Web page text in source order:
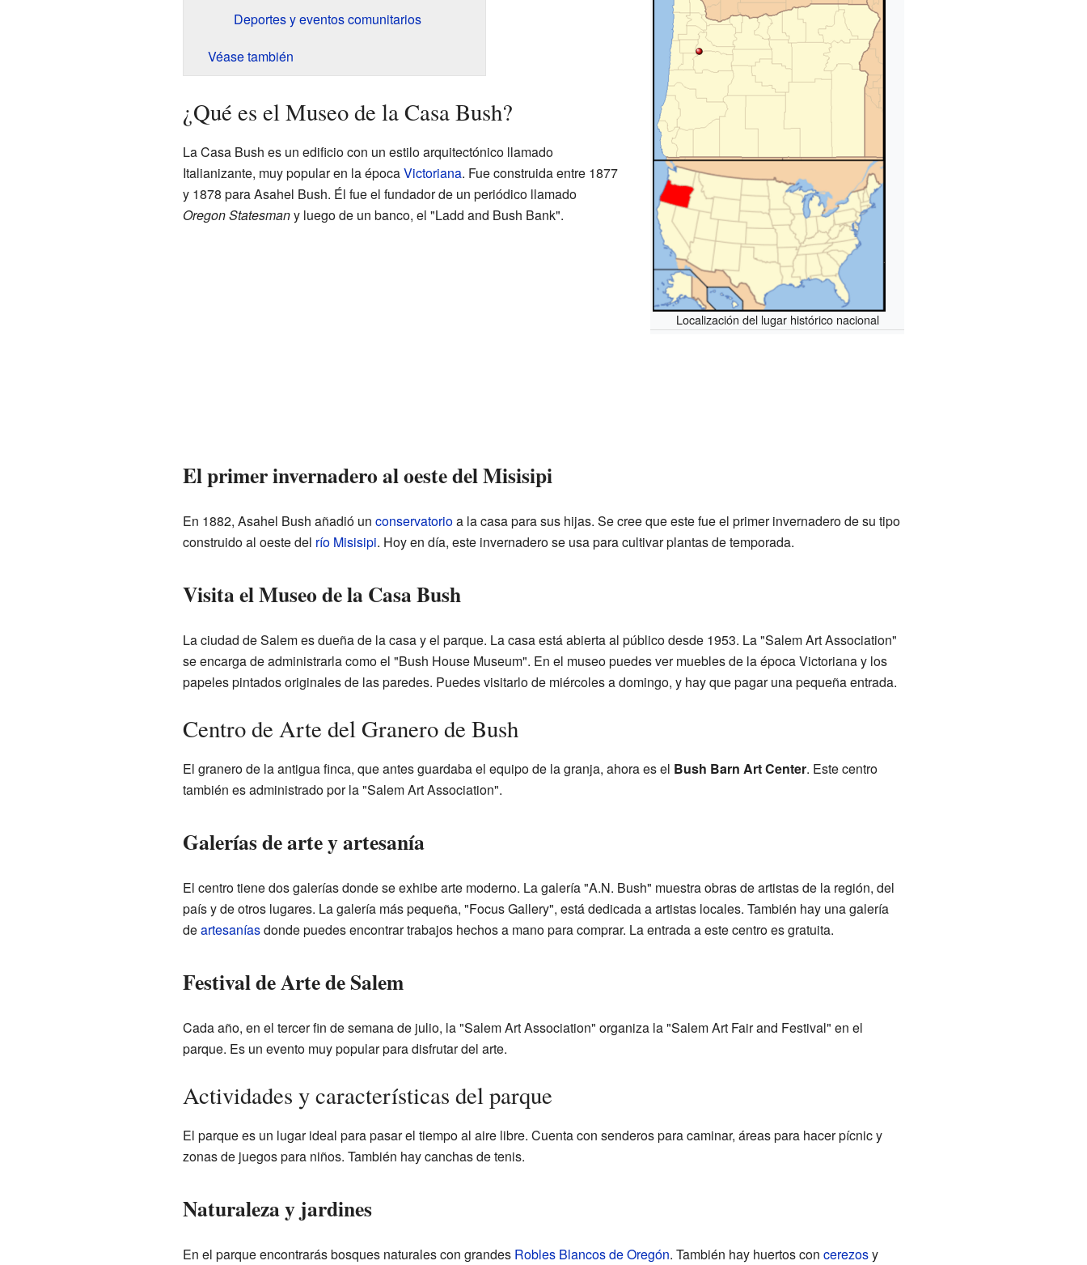
Localización del lugar histórico nacional
Deportes y eventos comunitarios
Véase también
¿Qué es el Museo de la Casa Bush?
La Casa Bush es un edificio con un estilo arquitectónico llamado
Italianizante, muy popular en la épocaVictoriana. Fue construida entre 1877
y 1878 para Asahel Bush. Él fue el fundador de un periódico llamado
Oregon Statesmany luego de un banco, el "Ladd and Bush Bank".
El primer invernadero al oeste del Misisipi
En 1882, Asahel Bush añadió un conservatorioa la casa para sus hijas. Se cree que este fue el primer invernadero de su tipo
construido al oeste del río Misisipi. Hoy en día, este invernadero se usa para cultivar plantas de temporada.
Visita el Museo de la Casa Bush
La ciudad de Salem es dueña de la casa y el parque. La casa está abierta al público desde 1953. La "Salem Art Association"
se encarga de administrarla como el "Bush House Museum". En el museo puedes ver muebles de la época Victoriana y los
papeles pintados originales de las paredes. Puedes visitarlo de miércoles a domingo, y hay que pagar una pequeña entrada.
Centro de Arte del Granero de Bush
El granero de la antigua finca, que antes guardaba el equipo de la granja, ahora es el Bush Barn Art Center. Este centro
también es administrado por la "Salem Art Association".
Galerías de arte y artesanía
El centro tiene dos galerías donde se exhibe arte moderno. La galería "A.N. Bush" muestra obras de artistas de la región, del
país y de otros lugares. La galería más pequeña, "Focus Gallery", está dedicada a artistas locales. También hay una galería
deartesaníasdonde puedes encontrar trabajos hechos a mano para comprar. La entrada a este centro es gratuita.
Festival de Arte de Salem
Cada año, en el tercer fin de semana de julio, la "Salem Art Association" organiza la "Salem Art Fair and Festival" en el
parque. Es un evento muy popular para disfrutar del arte.
Actividades y características del parque
El parque es un lugar ideal para pasar el tiempo al aire libre. Cuenta con senderos para caminar, áreas para hacer pícnic y
zonas de juegos para niños. También hay canchas de tenis.
Naturaleza y jardines
En el parque encontrarás bosques naturales con grandes Robles Blancos de Oregón. También hay huertos con cerezosy